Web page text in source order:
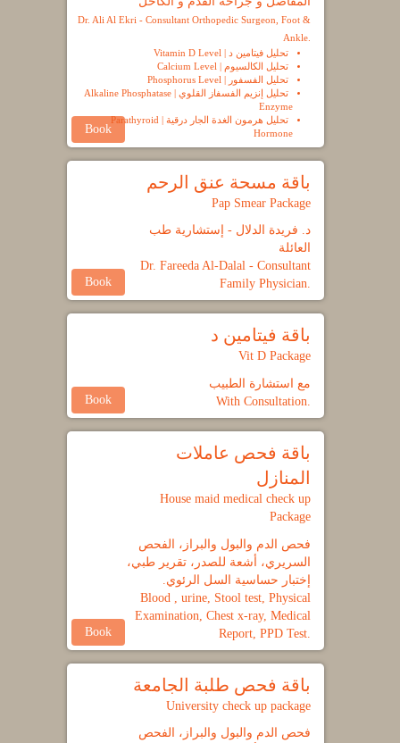
Dr. Ali Al Ekri - Consultant Orthopedic Surgeon, Foot &
Ankle.
تحليل فيتامين د | Vitamin D Level
تحليل الكالسيوم | Calcium Level
تحليل الفسفور | Phosphorus Level
تحليل إنزيم الفسفاز القلوي | Alkaline Phosphatase
Enzyme
تحليل هرمون الغدة الجار درقية | Parathyroid
Hormone
Book
باقة مسحة عنق الرحم
Pap Smear Package
د. فريدة الدلال - إستشارية طب
العائلة
Dr. Fareeda Al-Dalal - Consultant
Family Physician.
Book
باقة فيتامين د
Vit D Package
مع استشارة الطبيب
With Consultation.
Book
باقة فحص عاملات
المنازل
House maid medical check up
Package
فحص الدم والبول والبراز، الفحص
السريري، أشعة للصدر، تقرير طبي،
إختبار حساسية السل الرئوي.
Blood , urine, Stool test, Physical
Examination, Chest x-ray, Medical
Report, PPD Test.
Book
باقة فحص طلبة الجامعة
University check up package
فحص الدم والبول والبراز، الفحص